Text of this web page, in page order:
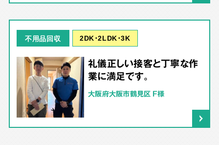
不用品回収 2DK･2LDK･3K
礼儀正しい接客と丁寧な作
業に満足です。
大阪府大阪市鶴見区 F様